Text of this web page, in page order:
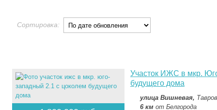
Сортировка:
Участок ИЖС в мкр.
будущего дома
улица Вишневая,
6 км от Белгорода